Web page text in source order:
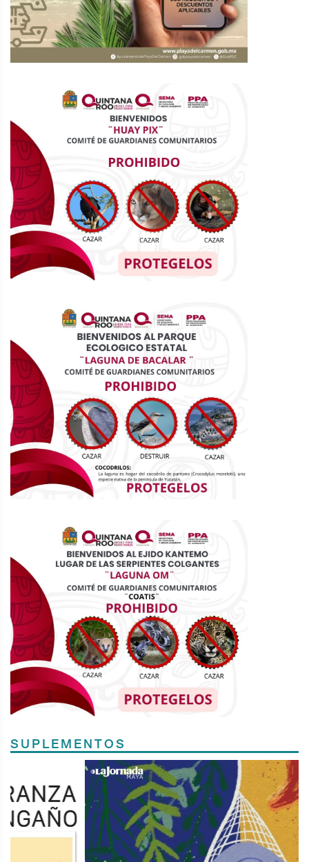
SUPLEMENTOS